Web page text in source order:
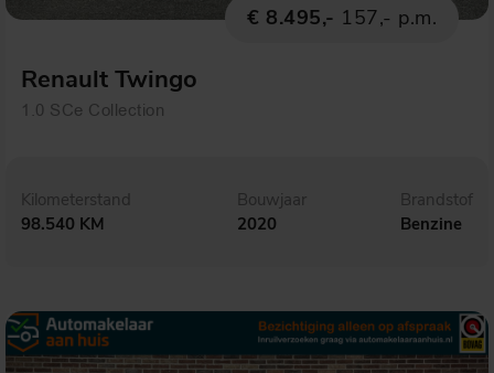
€ 8.495,- 157,- p.m.
Renault Twingo
1.0 SCe Collection
Kilometerstand
98.540 KM
Bouwjaar
2020
Brandstof
Benzine